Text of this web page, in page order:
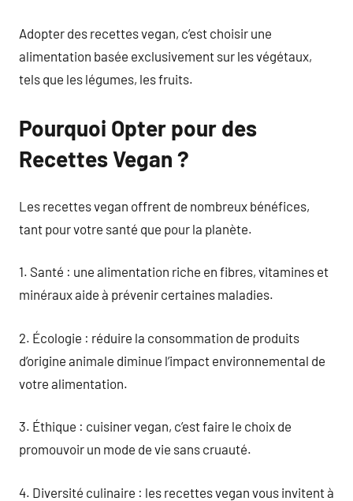
Adopter des recettes vegan, c’est choisir une
alimentation basée exclusivement sur les végétaux,
tels que les légumes, les fruits.
Pourquoi Opter pour des
Recettes Vegan ?
Les recettes vegan offrent de nombreux bénéfices,
tant pour votre santé que pour la planète.
1. Santé : une alimentation riche en fibres, vitamines et
minéraux aide à prévenir certaines maladies.
2. Écologie : réduire la consommation de produits
d’origine animale diminue l’impact environnemental de
votre alimentation.
3. Éthique : cuisiner vegan, c’est faire le choix de
promouvoir un mode de vie sans cruauté.
4. Diversité culinaire : les recettes vegan vous invitent à